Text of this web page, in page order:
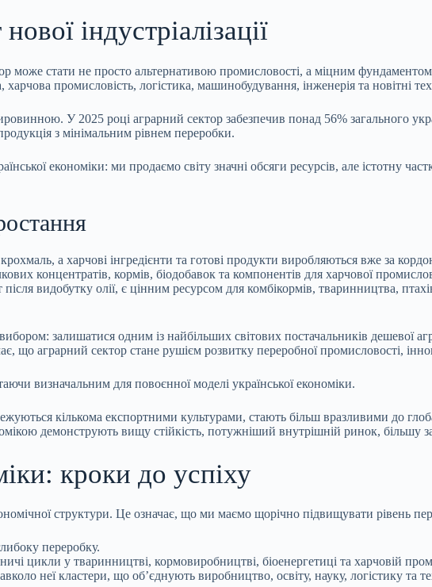
індустріалізації
стати не просто альтернативою промисловості, а міцним фундаментом
промисловість, логістика, машинобудування, інженерія та новітні
У 2025 році аграрний сектор забезпечив понад 56% загального
з мінімальним рівнем переробки.
економіки: ми продаємо світу значні обсяги ресурсів, але істотну
а харчові інгредієнти та готові продукти виробляються вже за
концентратів, кормів, біодобавок та компонентів для харчової
видобутку олії, є цінним ресурсом для комбікормів, тваринництва,
залишатися одним із найбільших світових постачальників дешевої
що аграрний сектор стане рушієм розвитку переробної промисловості,
визначальним для повоєнної моделі української економіки.
кількома експортними культурами, стають більш вразливими до
демонструють вищу стійкість, потужніший внутрішній ринок, більшу
кроки до успіху
структури. Це означає, що ми маємо щорічно підвищувати рівень
переробку.
цикли у тваринництві, кормовиробництві, біоенергетиці та харчовій
неї кластери, що об’єднують виробництво, освіту, науку, логістику та